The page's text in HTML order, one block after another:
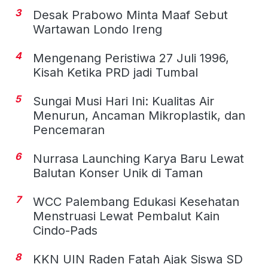
3
Desak Prabowo Minta Maaf Sebut
Wartawan Londo Ireng
4
Mengenang Peristiwa 27 Juli 1996,
Kisah Ketika PRD jadi Tumbal
5
Sungai Musi Hari Ini: Kualitas Air
Menurun, Ancaman Mikroplastik, dan
Pencemaran
6
Nurrasa Launching Karya Baru Lewat
Balutan Konser Unik di Taman
7
WCC Palembang Edukasi Kesehatan
Menstruasi Lewat Pembalut Kain
Cindo-Pads
8
KKN UIN Raden Fatah Ajak Siswa SD